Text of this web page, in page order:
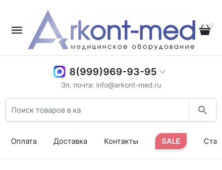
0
8(999)969-93-95
Эл. почта: info@arkont-med.ru
Оплата Доставка Контакты SALE